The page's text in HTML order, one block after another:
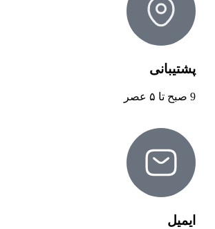
پشتیبانی
9 صبح تا ۵ عصر
ایمیل